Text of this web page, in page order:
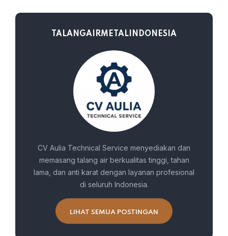
TALANGAIRMETALINDONESIA
CV Aulia Technical Service menyediakan dan
memasang talang air berkualitas tinggi, tahan
lama, dan anti karat dengan layanan profesional
di seluruh Indonesia.
LIHAT SEMUA POSTINGAN